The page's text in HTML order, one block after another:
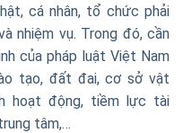
cá nhân, tổ chức phải
nhiệm vụ. Trong đó, cần
của pháp luật Việt Nam
tạo, đất đai, cơ sở vật
hoạt động, tiềm lực tài
tâm,…